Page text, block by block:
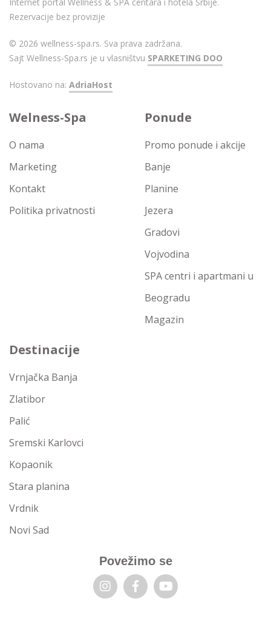
Internet portal Wellness & SPA centara i hotela Srbije.
Rezervacije bez provizije
© 2026 wellness-spa.rs. Sva prava zadržana.
Sajt Wellness-Spa.rs je u vlasništvu SPARKETING DOO
Hostovano na: AdriaHost
Welness-Spa
O nama
Marketing
Kontakt
Politika privatnosti
Ponude
Promo ponude i akcije
Banje
Planine
Jezera
Gradovi
Vojvodina
SPA centri i apartmani u
Beogradu
Magazin
Destinacije
Vrnjačka Banja
Zlatibor
Palić
Sremski Karlovci
Kopaonik
Stara planina
Vrdnik
Novi Sad
Povežimo se